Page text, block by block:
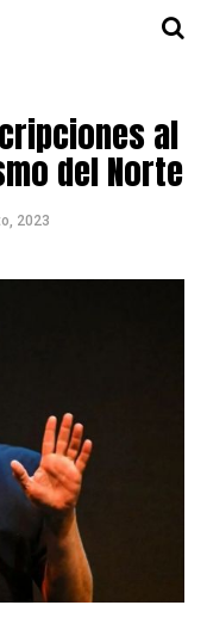
al
del Norte
2023